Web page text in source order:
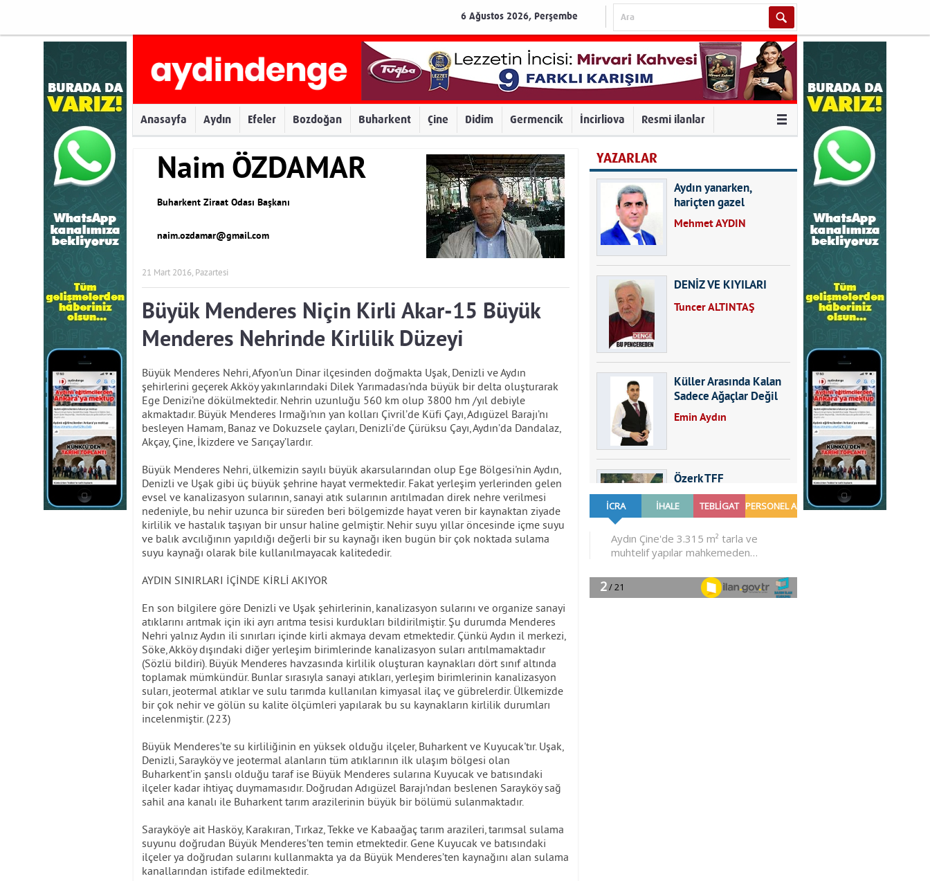
6 Ağustos 2026, Perşembe
Anasayfa Aydın Efeler Bozdoğan Buharkent Çine Didim Germencik İncirliova Resmi ilanlar
Naim ÖZDAMAR
Buharkent Ziraat Odası Başkanı
naim.ozdamar@gmail.com
21 Mart 2016, Pazartesi
Büyük Menderes Niçin Kirli Akar-15 Büyük
Menderes Nehrinde Kirlilik Düzeyi
Büyük Menderes Nehri, Afyon’un Dinar ilçesinden doğmakta Uşak, Denizli ve Aydın
şehirlerini geçerek Akköy yakınlarındaki Dilek Yarımadası’nda büyük bir delta oluşturarak
Ege Denizi’ne dökülmektedir. Nehrin uzunluğu 560 km olup 3800 hm /yıl debiyle
akmaktadır. Büyük Menderes Irmağı'nın yan kolları Çivril’de Küfi Çayı, Adıgüzel Barajı’nı
besleyen Hamam, Banaz ve Dokuzsele çayları, Denizli’de Çürüksu Çayı, Aydın’da Dandalaz,
Akçay, Çine, İkizdere ve Sarıçay’lardır.
Büyük Menderes Nehri, ülkemizin sayılı büyük akarsularından olup Ege Bölgesi'nin Aydın,
Denizli ve Uşak gibi üç büyük şehrine hayat vermektedir. Fakat yerleşim yerlerinden gelen
evsel ve kanalizasyon sularının, sanayi atık sularının arıtılmadan direk nehre verilmesi
nedeniyle, bu nehir uzunca bir süreden beri bölgemizde hayat veren bir kaynaktan ziyade
kirlilik ve hastalık taşıyan bir unsur haline gelmiştir. Nehir suyu yıllar öncesinde içme suyu
ve balık avcılığının yapıldığı değerli bir su kaynağı iken bugün bir çok noktada sulama
suyu kaynağı olarak bile kullanılmayacak kalitededir.
AYDIN SINIRLARI İÇİNDE KİRLİ AKIYOR
En son bilgilere göre Denizli ve Uşak şehirlerinin, kanalizasyon sularını ve organize sanayi
atıklarını arıtmak için iki ayrı arıtma tesisi kurdukları bildirilmiştir. Şu durumda Menderes
Nehri yalnız Aydın ili sınırları içinde kirli akmaya devam etmektedir. Çünkü Aydın il merkezi,
Söke, Akköy dışındaki diğer yerleşim birimlerinde kanalizasyon suları arıtılmamaktadır
(Sözlü bildiri). Büyük Menderes havzasında kirlilik oluşturan kaynakları dört sınıf altında
toplamak mümkündür. Bunlar sırasıyla sanayi atıkları, yerleşim birimlerinin kanalizasyon
suları, jeotermal atıklar ve sulu tarımda kullanılan kimyasal ilaç ve gübrelerdir. Ülkemizde
bir çok nehir ve gölün su kalite ölçümleri yapılarak bu su kaynakların kirlilik durumları
incelenmiştir. (223)
Büyük Menderes’te su kirliliğinin en yüksek olduğu ilçeler, Buharkent ve Kuyucak'tır. Uşak,
Denizli, Sarayköy ve jeotermal alanların tüm atıklarının ilk ulaşım bölgesi olan
Buharkent’in şanslı olduğu taraf ise Büyük Menderes sularına Kuyucak ve batısındaki
ilçeler kadar ihtiyaç duymamasıdır. Doğrudan Adıgüzel Barajı’ndan beslenen Sarayköy sağ
sahil ana kanalı ile Buharkent tarım arazilerinin büyük bir bölümü sulanmaktadır.
Sarayköy’e ait Hasköy, Karakıran, Tırkaz, Tekke ve Kabaağaç tarım arazileri, tarımsal sulama
suyunu doğrudan Büyük Menderes’ten temin etmektedir. Gene Kuyucak ve batısındaki
ilçeler ya doğrudan sularını kullanmakta ya da Büyük Menderes’ten kaynağını alan sulama
kanallarından istifade edilmektedir.
YAZARLAR
Aydın yanarken,
hariçten gazel
okuyarak kalpleri de
Mehmet AYDIN
DENİZ VE KIYILARI
Tuncer ALTINTAŞ
Küller Arasında Kalan
Sadece Ağaçlar Değil
Emin Aydın
Özerk TFF
Furkan SARICA
GÜNDEMDE NELER
OLMALI?